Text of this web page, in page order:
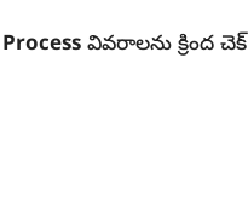
వివరాలను క్రింద చెక్